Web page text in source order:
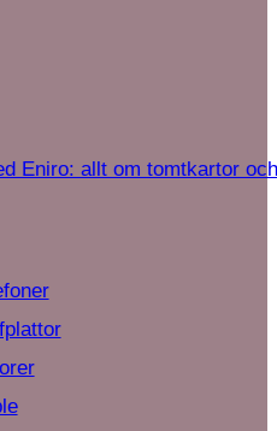
Eniro: allt om tomtkartor och